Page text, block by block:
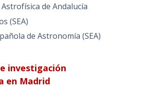
de Andalucía
(SEA)
de Astronomía (SEA)
investigación
en Madrid